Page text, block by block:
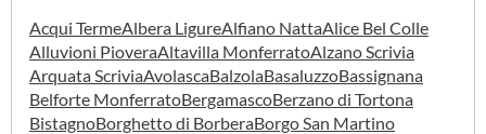
Acqui TermeAlbera LigureAlfiano NattaAlice Bel Colle
Alluvioni PioveraAltavilla MonferratoAlzano Scrivia
Arquata ScriviaAvolascaBalzolaBasaluzzoBassignana
Belforte MonferratoBergamascoBerzano di Tortona
BistagnoBorghetto di BorberaBorgo San Martino